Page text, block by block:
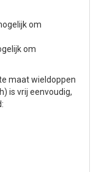
om
om
maat wieldoppen
is vrij eenvoudig,